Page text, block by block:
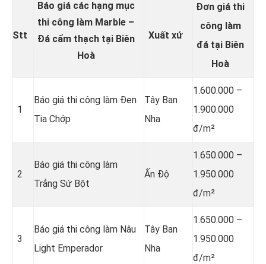
Stt
Báo giá các hạng mục
thi công làm Marble –
Đá cẩm thạch tại Biên
Hoà
Xuất xứ
Đơn giá thi
công làm
đá tại Biên
Hoà
1
Báo giá thi công làm Đen
Tia Chớp
Tây Ban
Nha
1.600.000 –
1.900.000
đ/m²
2
Báo giá thi công làm
Trắng Sứ Bột
Ấn Độ
1.650.000 –
1.950.000
đ/m²
3
Báo giá thi công làm Nâu
Light Emperador
Tây Ban
Nha
1.650.000 –
1.950.000
đ/m²